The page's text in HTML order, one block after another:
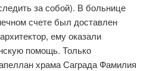
за собой). В больнице
счете был доставлен
ему оказали
помощь. Только
храма Саграда Фамилия